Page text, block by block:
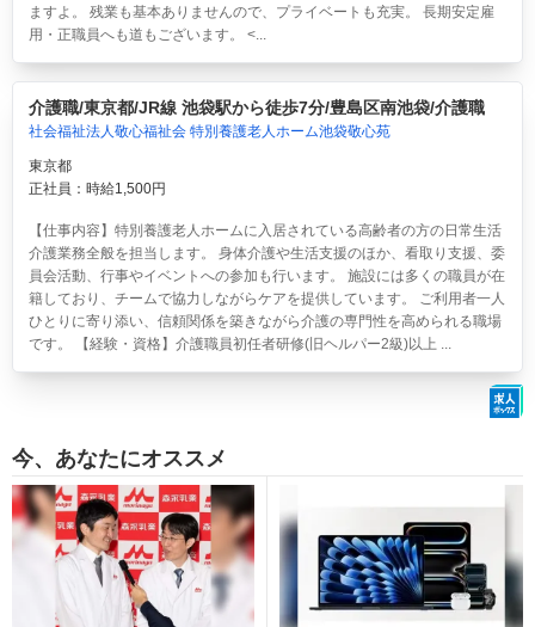
ますよ。 残業も基本ありませんので、プライベートも充実。 長期安定雇
用・正職員へも道もございます。 <...
介護職/東京都/JR線 池袋駅から徒歩7分/豊島区南池袋/介護職
社会福祉法人敬心福祉会 特別養護老人ホーム池袋敬心苑
東京都
正社員：時給1,500円
【仕事内容】特別養護老人ホームに入居されている高齢者の方の日常生活
介護業務全般を担当します。 身体介護や生活支援のほか、看取り支援、委
員会活動、行事やイベントへの参加も行います。 施設には多くの職員が在
籍しており、チームで協力しながらケアを提供しています。 ご利用者一人
ひとりに寄り添い、信頼関係を築きながら介護の専門性を高められる職場
です。 【経験・資格】介護職員初任者研修(旧ヘルパー2級)以上 ...
今、あなたにオススメ